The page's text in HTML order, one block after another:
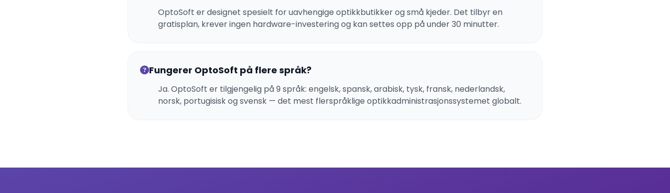
OptoSoft er designet spesielt for uavhengige optikkbutikker og små kjeder. Det tilbyr en
gratisplan, krever ingen hardware-investering og kan settes opp på under 30 minutter.
Fungerer OptoSoft på flere språk?
Ja. OptoSoft er tilgjengelig på 9 språk: engelsk, spansk, arabisk, tysk, fransk, nederlandsk,
norsk, portugisisk og svensk — det mest flerspråklige optikkadministrasjonssystemet globalt.